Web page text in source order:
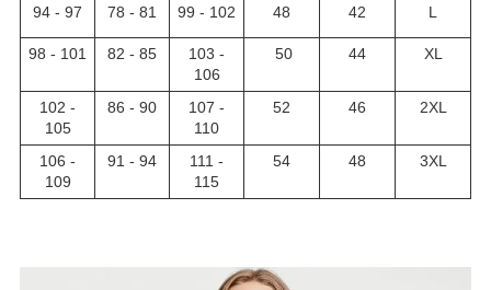
94 - 97 78 - 81 99 - 102 48 42 L
98 - 101 82 - 85
103 -
106
50 44 XL
102 -
105
86 - 90
107 -
110
52 46 2XL
106 -
109
91 - 94
111 -
115
54 48 3XL